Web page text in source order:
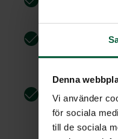
Denna
Vi använder
för sociala
till de sociala
Bokning av
inom Sverige